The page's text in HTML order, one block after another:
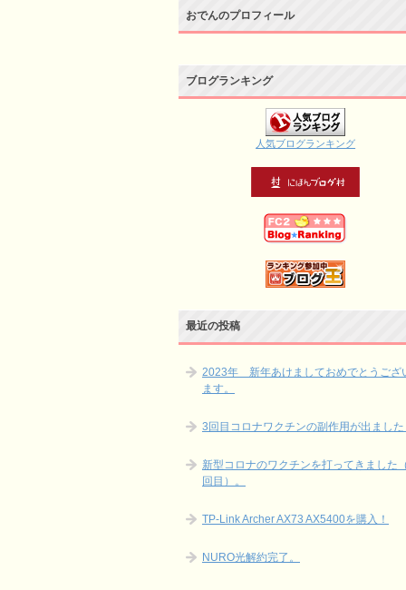
おでんのプロフィール
ブログランキング
人気ブログランキング
最近の投稿
2023年 新年あけましておめでとうござ
ます。
3回目コロナワクチンの副作用が出まし
新型コロナのワクチンを打ってきました
回目）。
TP-Link Archer AX73 AX5400を購入！
NURO光解約完了。